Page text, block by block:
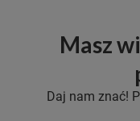
Masz
Daj nam znać!